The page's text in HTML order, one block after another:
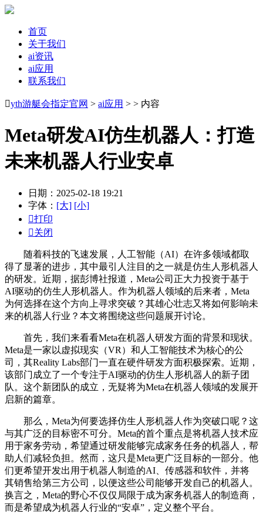
首页
关于我们
ai资讯
ai应用
联系我们
yth游艇会指定官网 > ai应用 > > 内容
Meta研发AI仿生机器人：打造
未来机器人行业安卓
日期：2025-02-18 19:21
字体： [大] [小]
打印
关闭
随着科技的飞速发展，人工智能（AI）在许多领域都取
得了显著的进步，其中最引人注目的之一就是仿生人形机器人
的研发。近期，据彭博社报道，Meta公司正大力投资于基于
AI驱动的仿生人形机器人。作为机器人领域的后来者，Meta
为何选择在这个方向上寻求突破？其雄心壮志又将如何影响未
来的机器人行业？本文将围绕这些问题展开讨论。
首先，我们来看看Meta在机器人研发方面的背景和现状。
Meta是一家以虚拟现实（VR）和人工智能技术为核心的公
司，其Reality Labs部门一直在硬件研发方面积极探索。近期，
该部门成立了一个专注于AI驱动的仿生人形机器人的新子团
队。这个新团队的成立，无疑将为Meta在机器人领域的发展开
启新的篇章。
那么，Meta为何要选择仿生人形机器人作为突破口呢？这
与其广泛的目标密不可分。Meta的首个重点是将机器人技术应
用于家务劳动，希望通过研发能够完成家务任务的机器人，帮
助人们减轻负担。然而，这只是Meta更广泛目标的一部分。他
们更希望开发出用于机器人制造的AI、传感器和软件，并将
其销售给第三方公司，以便这些公司能够开发自己的机器人。
换言之，Meta的野心不仅仅局限于成为家务机器人的制造商，
而是希望成为机器人行业的“安卓”，定义整个平台。